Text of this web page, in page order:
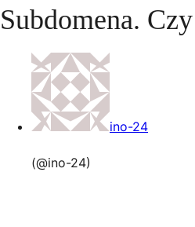
Subdomena.
ino-24
(@ino-24)